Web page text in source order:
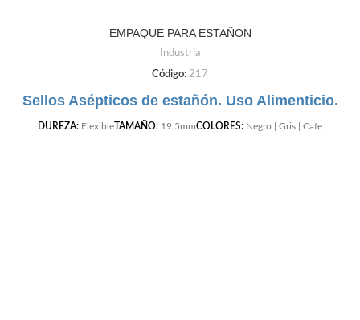
EMPAQUE PARA ESTAÑON
Industria
Código: 217
Sellos Asépticos de estañón. Uso Alimenticio.
DUREZA: FlexibleTAMAÑO: 19.5mmCOLORES: Negro | Gris | Cafe